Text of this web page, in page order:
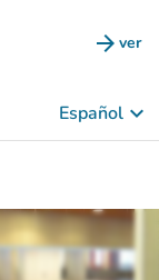
arrow_forward ver
Español keyboard_arrow_down